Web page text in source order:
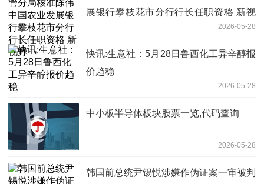
展银行攀枝花市分行行长任职资格 新视
2026-05-28
快讯:生意社：5月28日鲁西化工异辛醇报
价趋稳
2026-05-28
中小板半导体板块股票一览,代码查询
2026-05-28
韩国前总统尹锡悦涉嫌作伪证案一审被判